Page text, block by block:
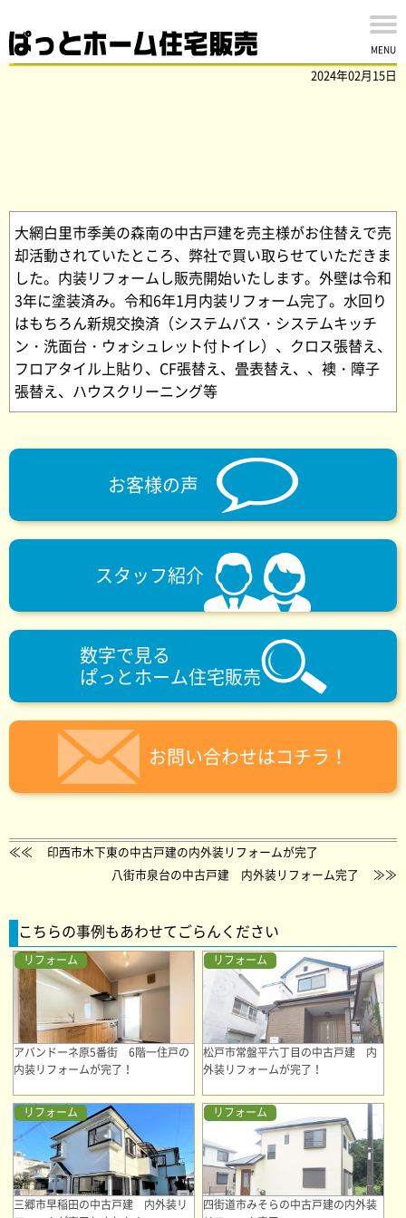
MENU
大網白里市季美の森南の中古戸建のリフォームが完了
2024年02月15日
大網白里市季美の森南の中古戸建を売主様がお住替えで売
却活動されていたところ、弊社で買い取らせていただきま
した。内装リフォームし販売開始いたします。外壁は令和
3年に塗装済み。令和6年1月内装リフォーム完了。水回り
はもちろん新規交換済（システムバス・システムキッチ
ン・洗面台・ウォシュレット付トイレ）、クロス張替え、
フロアタイル上貼り、CF張替え、畳表替え、、襖・障子
張替え、ハウスクリーニング等
お客様の声
スタッフ紹介
数字で見る
ぱっとホーム住宅販売
お問い合わせはコチラ！
≪≪ 印西市木下東の中古戸建の内外装リフォームが完了
八街市泉台の中古戸建 内外装リフォーム完了 ≫≫
こちらの事例もあわせてごらんください
リフォーム
アバンドーネ原5番街 6階一住戸の
内装リフォームが完了！
リフォーム
松戸市常盤平六丁目の中古戸建 内
外装リフォームが完了！
リフォーム
三郷市早稲田の中古戸建 内外装リ
リフォーム
四街道市みそらの中古戸建の内外装